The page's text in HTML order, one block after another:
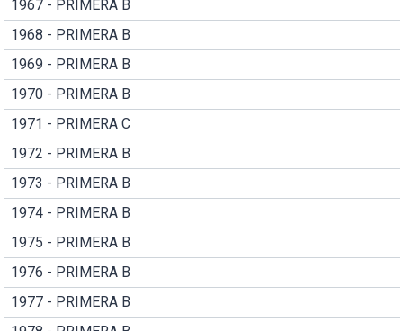
1967 - PRIMERA B
1968 - PRIMERA B
1969 - PRIMERA B
1970 - PRIMERA B
1971 - PRIMERA C
1972 - PRIMERA B
1973 - PRIMERA B
1974 - PRIMERA B
1975 - PRIMERA B
1976 - PRIMERA B
1977 - PRIMERA B